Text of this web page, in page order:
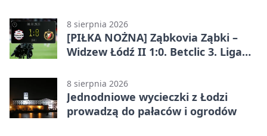
8 sierpnia 2026
[PIŁKA NOŻNA] Ząbkovia Ząbki –
Widzew Łódź II 1:0. Betclic 3. Liga
rozstrzygnięciem po przerwie
8 sierpnia 2026
Jednodniowe wycieczki z Łodzi
prowadzą do pałaców i ogrodów